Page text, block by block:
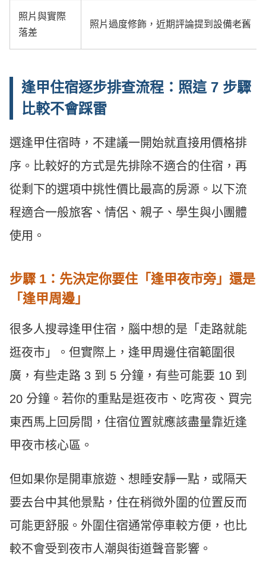
照片與實際
落差
照片過度修飾，近期評論提到設備老舊
逢甲住宿逐步排查流程：照這 7 步驟
比較不會踩雷
選逢甲住宿時，不建議一開始就直接用價格排
序。比較好的方式是先排除不適合的住宿，再
從剩下的選項中挑性價比最高的房源。以下流
程適合一般旅客、情侶、親子、學生與小團體
使用。
步驟 1：先決定你要住「逢甲夜市旁」還是
「逢甲周邊」
很多人搜尋逢甲住宿，腦中想的是「走路就能
逛夜市」。但實際上，逢甲周邊住宿範圍很
廣，有些走路 3 到 5 分鐘，有些可能要 10 到
20 分鐘。若你的重點是逛夜市、吃宵夜、買完
東西馬上回房間，住宿位置就應該盡量靠近逢
甲夜市核心區。
但如果你是開車旅遊、想睡安靜一點，或隔天
要去台中其他景點，住在稍微外圍的位置反而
可能更舒服。外圍住宿通常停車較方便，也比
較不會受到夜市人潮與街道聲音影響。